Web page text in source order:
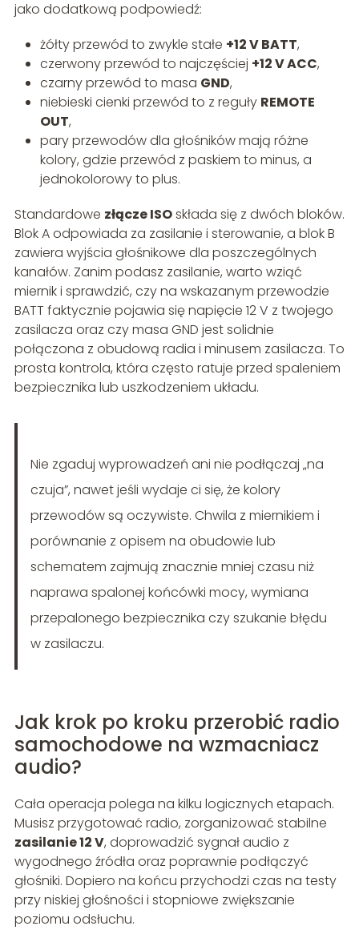
jako dodatkową podpowiedź:
żółty przewód to zwykle stałe +12 V BATT,
czerwony przewód to najczęściej +12 V ACC,
czarny przewód to masa GND,
niebieski cienki przewód to z reguły REMOTE
OUT,
pary przewodów dla głośników mają różne
kolory, gdzie przewód z paskiem to minus, a
jednokolorowy to plus.
Standardowe złącze ISOskłada się z dwóch bloków.
Blok A odpowiada za zasilanie i sterowanie, a blok B
zawiera wyjścia głośnikowe dla poszczególnych
kanałów. Zanim podasz zasilanie, warto wziąć
miernik i sprawdzić, czy na wskazanym przewodzie
BATT faktycznie pojawia się napięcie 12 V z twojego
zasilacza oraz czy masa GND jest solidnie
połączona z obudową radia i minusem zasilacza. To
prosta kontrola, która często ratuje przed spaleniem
bezpiecznika lub uszkodzeniem układu.
Nie zgaduj wyprowadzeń ani nie podłączaj „na
czuja”, nawet jeśli wydaje ci się, że kolory
przewodów są oczywiste. Chwila z miernikiem i
porównanie z opisem na obudowie lub
schematem zajmują znacznie mniej czasu niż
naprawa spalonej końcówki mocy, wymiana
przepalonego bezpiecznika czy szukanie błędu
w zasilaczu.
Jak krok po kroku przerobić radio
samochodowe na wzmacniacz
audio?
Cała operacja polega na kilku logicznych etapach.
Musisz przygotować radio, zorganizować stabilne
zasilanie 12 V, doprowadzić sygnał audio z
wygodnego źródła oraz poprawnie podłączyć
głośniki. Dopiero na końcu przychodzi czas na testy
przy niskiej głośności i stopniowe zwiększanie
poziomu odsłuchu.